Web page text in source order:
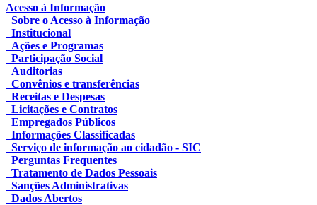
Acesso à Informação
Sobre o Acesso à Informação
Institucional
Ações e Programas
Participação Social
Auditorias
Convênios e transferências
Receitas e Despesas
Licitações e Contratos
Empregados Públicos
Informações Classificadas
Serviço de informação ao cidadão - SIC
Perguntas Frequentes
Tratamento de Dados Pessoais
Sanções Administrativas
Dados Abertos